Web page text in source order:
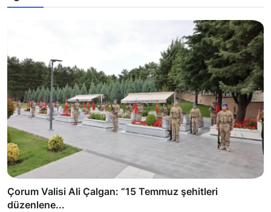
Çorum Valisi Ali Çalgan: “15 Temmuz şehitleri
düzenlene...